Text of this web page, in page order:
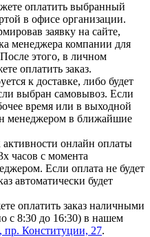
оплатить выбранный
в офисе организации.
заявку на сайте,
менеджера компании для
этого, в личном
оплатить заказ.
к доставке, либо будет
выбран самовывоз. Если
время или в выходной
менеджером в ближайшие
активности онлайн оплаты
часов с момента
Если оплата не будет
автоматически будет
оплатить заказ наличными
с 8:30 до 16:30) в нашем
пр. Конституции, 27.